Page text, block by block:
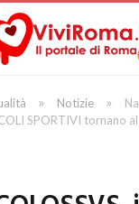
» Notizie »
SPORTIVI tornano al